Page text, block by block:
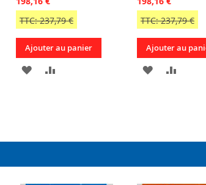
TTC: 237,79 €
Ajouter au panier
AJOUTER
TTC: 237,79 €
Ajouter au
AJOUTER